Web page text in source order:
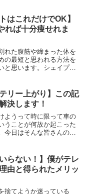
はこれだけでOK】
れば十分痩せれま
れた腹筋や締まった体を
の最短と思われる方法を
と思います。シェイプア
を実感できるものになり
後まで読んでいってくだ
リー上がり】この記
決します！
ようって時に限って車の
うことが何故か起こった
今日はそんな皆さんの
解決させる」をモットー
心がけています。
らない！】僕がテレ
由と得られたメリッ
捨てようか迷っている